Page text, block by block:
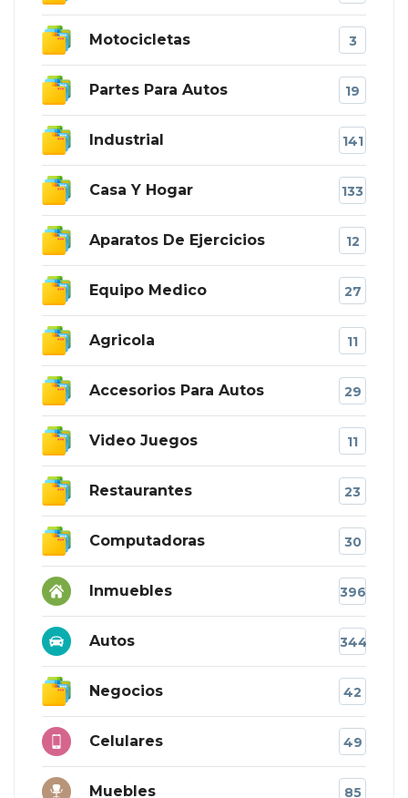
Motocicletas 3
Partes Para Autos 19
Industrial 141
Casa Y Hogar 133
Aparatos De Ejercicios 12
Equipo Medico 27
Agricola 11
Accesorios Para Autos 29
Video Juegos 11
Restaurantes 23
Computadoras 30
Inmuebles 396
Autos 344
Negocios 42
Celulares 49
Muebles 85